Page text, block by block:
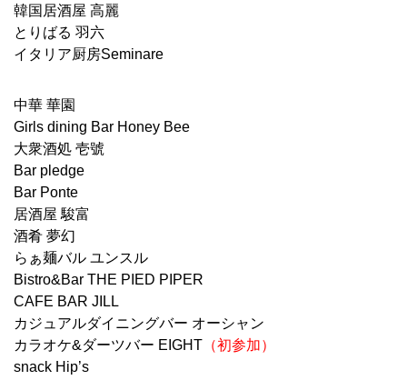
韓国居酒屋 高麗
とりばる 羽六
イタリア厨房Seminare
中華 華園
Girls dining Bar Honey Bee
大衆酒処 壱號
Bar pledge
Bar Ponte
居酒屋 駿富
酒肴 夢幻
らぁ麺バル ユンスル
Bistro&Bar THE PIED PIPER
CAFE BAR JILL
カジュアルダイニングバー オーシャン
カラオケ&ダーツバー EIGHT （初参加）
snack Hip’s